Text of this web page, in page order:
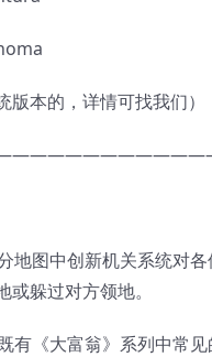
版本的，详情可找我们）
地图中创新机关系统对
躲过对方领地。
有《大富翁》系列中常